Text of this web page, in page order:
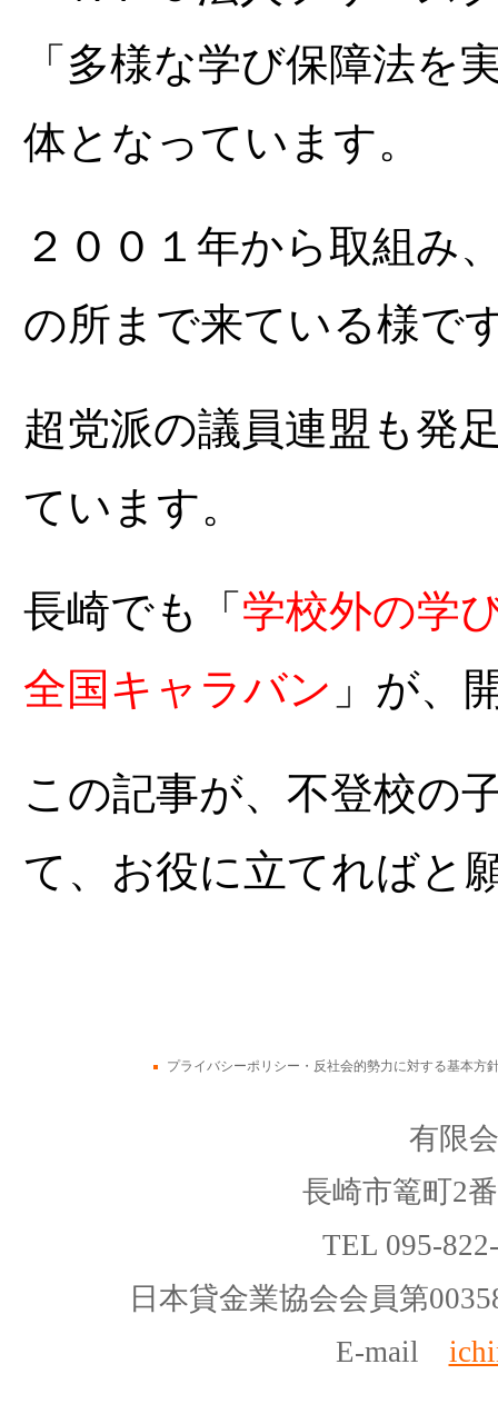
「多様な学び保障法を
体となっています。
２００１年から取組み
の所まで来ている様で
超党派の議員連盟も発
ています。
長崎でも「 学校外の学
全国キャラバン 」が、
この記事が、不登校の
て、お役に立てればと
プライバシーポリシー・反社会的勢力に対する基本方
有限
長崎市篭町2
TEL 095-
日本貸金業協会会員第
E-mail